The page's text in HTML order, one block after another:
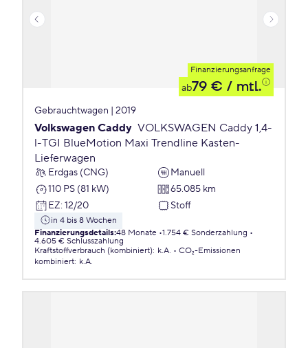
Finanzierungsanfrage
ab79 € / mtl.
Gebrauchtwagen | 2019
Volkswagen Caddy VOLKSWAGEN Caddy 1,4-
l-TGI BlueMotion Maxi Trendline Kasten-
Lieferwagen
Erdgas (CNG)
Manuell
110 PS (81 kW)
65.085 km
EZ: 12/20 Stoff
in 4 bis 8 Wochen
Finanzierungsdetails:48 Monate 1.754 € Sonderzahlung
4.605 € Schlusszahlung
Kraftstoffverbrauch (kombiniert): k.A.
CO₂-Emissionen
kombiniert: k.A.